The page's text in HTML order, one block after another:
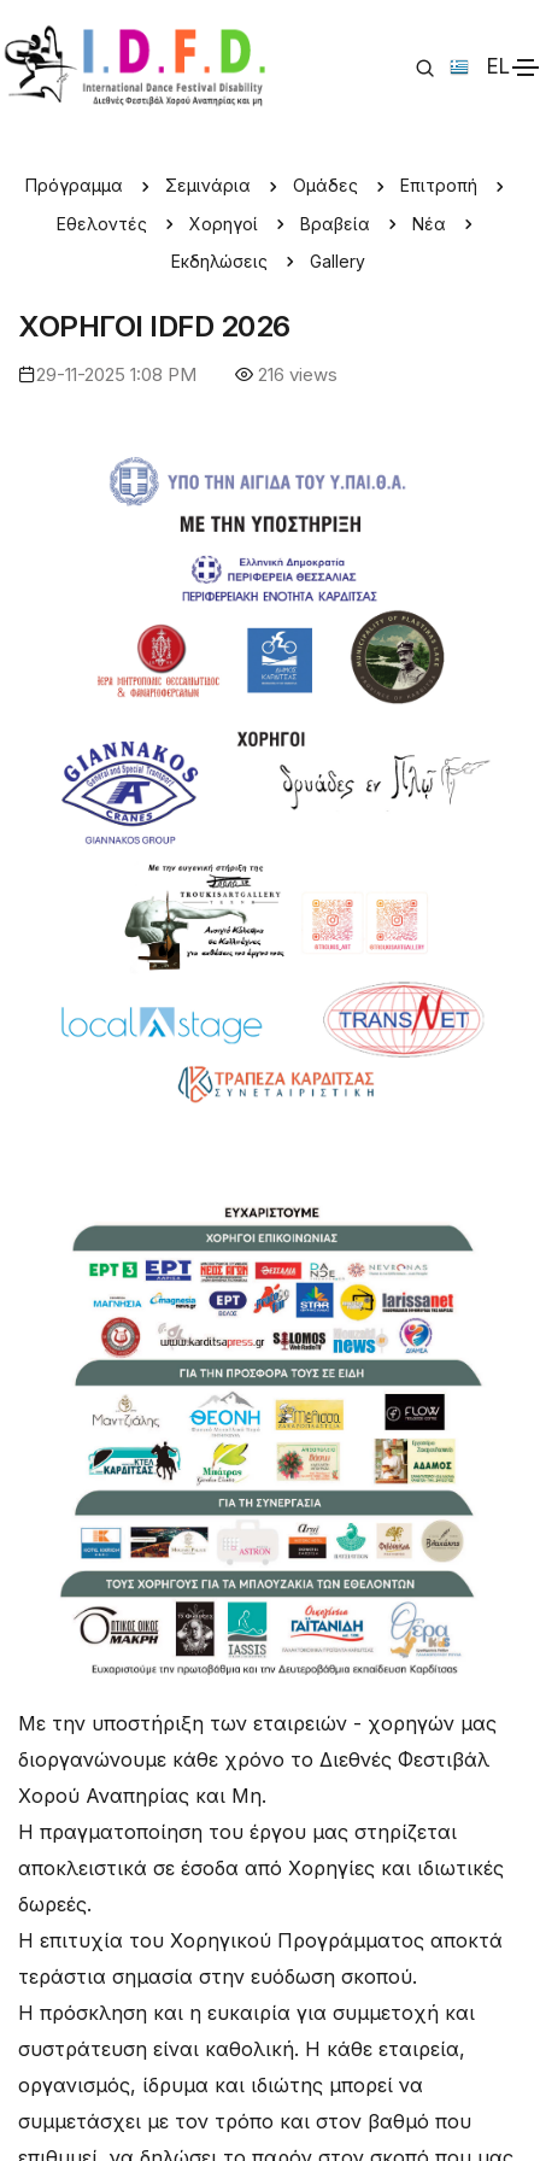
EL
IDFD 2026 > Χορηγοί
Πρόγραμμα Σεμινάρια Ομάδες
Επιτροπή
Εθελοντές
Χορηγοί Βραβεία
Νέα
Εκδηλώσεις
Gallery
ΧΟΡΗΓΟΙ IDFD 2026
29-11-2025 1:08 PM 216 views
Με την υποστήριξη των εταιρειών - χορηγών μας
διοργανώνουμε κάθε χρόνο το Διεθνές Φεστιβάλ
Χορού Αναπηρίας και Μη.
Η πραγματοποίηση του έργου μας στηρίζεται
αποκλειστικά σε έσοδα από Χορηγίες και ιδιωτικές
δωρεές.
Η επιτυχία του Χορηγικού Προγράμματος αποκτά
τεράστια σημασία στην ευόδωση σκοπού.
Η πρόσκληση και η ευκαιρία για συμμετοχή και
συστράτευση είναι καθολική. Η κάθε εταιρεία,
οργανισμός, ίδρυμα και ιδιώτης μπορεί να
συμμετάσχει με τον τρόπο και στον βαθμό που